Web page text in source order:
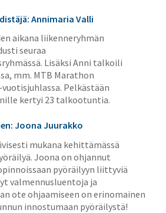
Annimaria Valli
aikana liikenneryhmän
seuraa
Lisäksi Anni talkoili
mm. MTB Marathon
vuotisjuhlassa. Pelkästään
kertyi 23 talkootuntia.
Joona Juurakko
mukana kehittämässä
Joona on ohjannut
pyöräilyyn liittyviä
valmennusluentoja ja
ote ohjaamiseen on erinomainen
innostumaan pyöräilystä!